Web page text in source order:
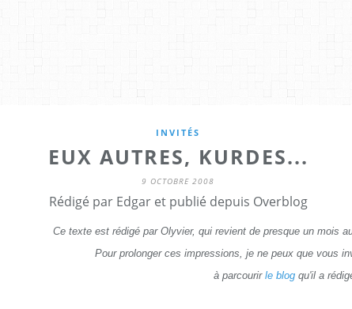
INVITÉS
EUX AUTRES, KURDES...
9 OCTOBRE 2008
Rédigé par Edgar et publié depuis Overblog
Ce texte est rédigé par Olyvier, qui revient de presque un mois
Pour prolonger ces impressions, je ne peux que vous
à parcourir le blog qu'il a